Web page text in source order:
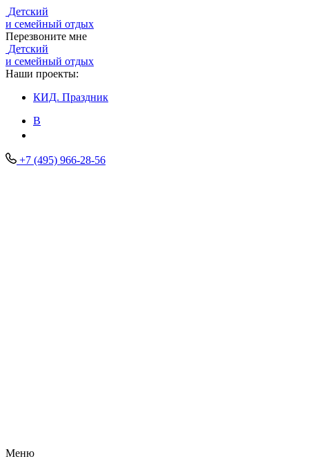
Детский
и семейный отдых
Перезвоните мне
Детский
и семейный отдых
Наши проекты:
КИД. Праздник
В
+7 (495) 966-28-56
Меню